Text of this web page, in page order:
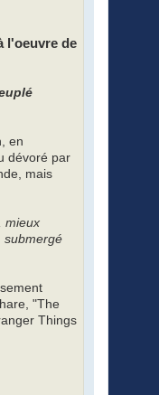
l'oeuvre de
en
dévoré par
mais
mieux
submergé
"The
Things